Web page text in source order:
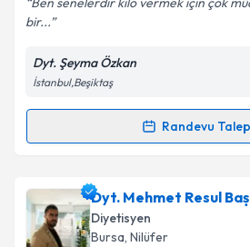
Kişisel verilerimin
Metni
kapsamda işlenmesini kabul
bir...
Dyt. Şeyma Özkan
İstanbul,Beşiktaş
Randevu
Randevu Takvimi Talebi
Dyt. Şeyma Özkaniçin randevu
oluşturun. Size bu uzmandan
takvim hazırlandığında e-posta
Dyt. Mehmet Resul
Diyetisyen
Bursa, Nilüfer